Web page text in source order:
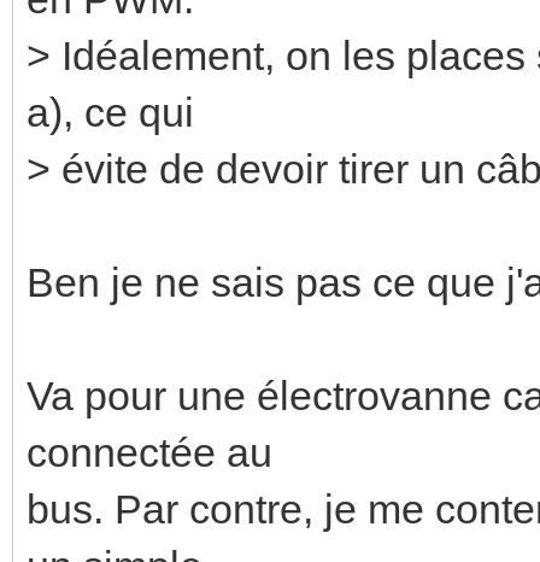
> Idéalement, on les
a), ce qui
> évite de devoir tirer un
Ben je ne sais pas ce que
Va pour une électrovanne
connectée au
bus. Par contre, je me